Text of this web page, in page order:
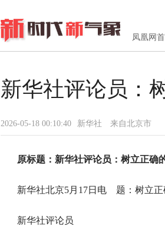
凤凰网
新华社评论员：
2026-05-18 00:10:40 新华社 来自北京市
原标题： 新华社评论员：树立正
新华社北京5月17日电 题：树立
新华社评论员